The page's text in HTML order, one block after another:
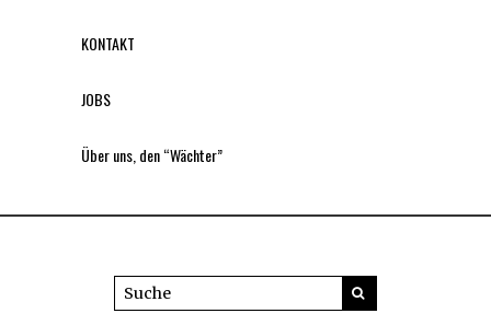
KONTAKT
JOBS
Über uns, den “Wächter”